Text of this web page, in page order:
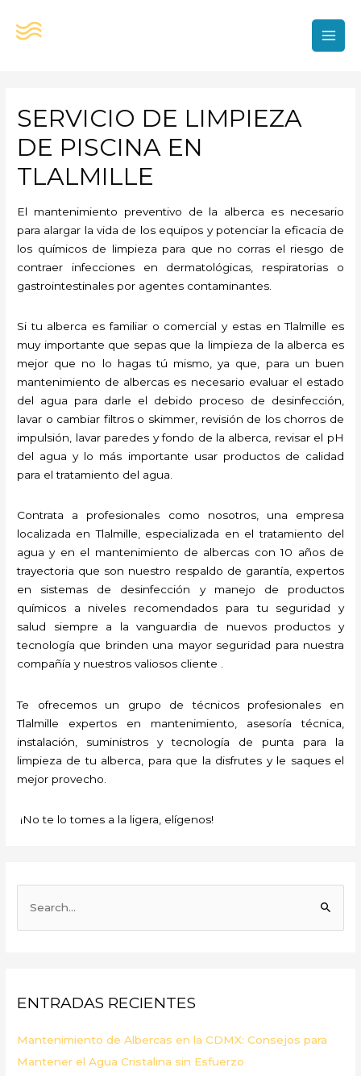
SERVICIO DE LIMPIEZA
DE PISCINA EN
TLALMILLE
El mantenimiento preventivo de la alberca es necesario
para alargar la vida de los equipos y potenciar la eficacia de
los químicos de limpieza para que no corras el riesgo de
contraer infecciones en dermatológicas, respiratorias o
gastrointestinales por agentes contaminantes.
Si tu alberca es familiar o comercial y estas en Tlalmille es
muy importante que sepas que la limpieza de la alberca es
mejor que no lo hagas tú mismo, ya que, para un buen
mantenimiento de albercas es necesario evaluar el estado
del agua para darle el debido proceso de desinfección,
lavar o cambiar filtros o skimmer, revisión de los chorros de
impulsión, lavar paredes y fondo de la alberca, revisar el pH
del agua y lo más importante usar productos de calidad
para el tratamiento del agua.
Contrata a profesionales como nosotros, una empresa
localizada en Tlalmille, especializada en el tratamiento del
agua y en el mantenimiento de albercas con 10 años de
trayectoria que son nuestro respaldo de garantía, expertos
en sistemas de desinfección y manejo de productos
químicos a niveles recomendados para tu seguridad y
salud siempre a la vanguardia de nuevos productos y
tecnología que brinden una mayor seguridad para nuestra
compañía y nuestros valiosos cliente .
Te ofrecemos un grupo de técnicos profesionales en
Tlalmille expertos en mantenimiento, asesoría técnica,
instalación, suministros y tecnología de punta para la
limpieza de tu alberca, para que la disfrutes y le saques el
mejor provecho.
¡No te lo tomes a la ligera, elígenos!
r
o
r
ENTRADAS RECIENTES
Mantenimiento de Albercas en la CDMX: Consejos para
Mantener el Agua Cristalina sin Esfuerzo